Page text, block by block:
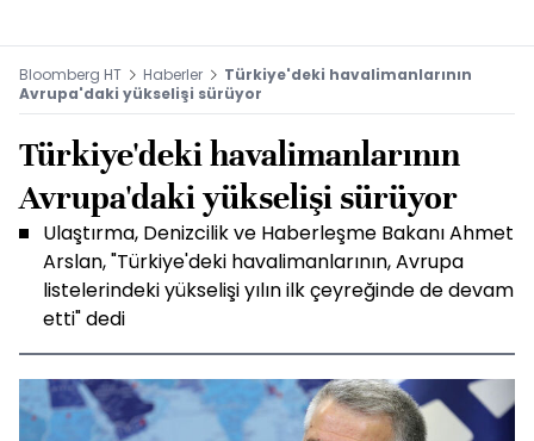
Bloomberg HT Haberler
Türkiye'deki havalimanlarının
Avrupa'daki yükselişi sürüyor
Türkiye'deki havalimanlarının
Avrupa'daki yükselişi sürüyor
Ulaştırma, Denizcilik ve Haberleşme Bakanı Ahmet
Arslan, "Türkiye'deki havalimanlarının, Avrupa
listelerindeki yükselişi yılın ilk çeyreğinde de devam
etti" dedi